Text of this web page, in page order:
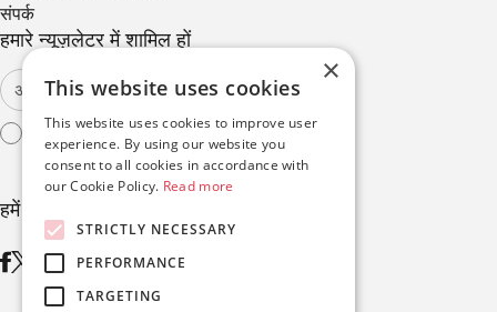
संपर्क
हमारे न्यूज़लेटर में शामिल हों
उपयोग की शर्तों से सहमत हूँ
हमें फ़ॉलो करें
×
This website uses cookies
This website uses cookies to improve user
experience. By using our website you
consent to all cookies in accordance with
our Cookie Policy. Read more
STRICTLY NECESSARY
PERFORMANCE
TARGETING